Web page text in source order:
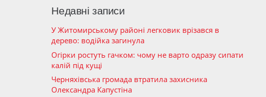
Недавні записи
У Житомирському районі легковик врізався в
дерево: водійка загинула
Огірки ростуть гачком: чому не варто одразу сипати
калій під кущі
Черняхівська громада втратила захисника
Олександра Капустіна